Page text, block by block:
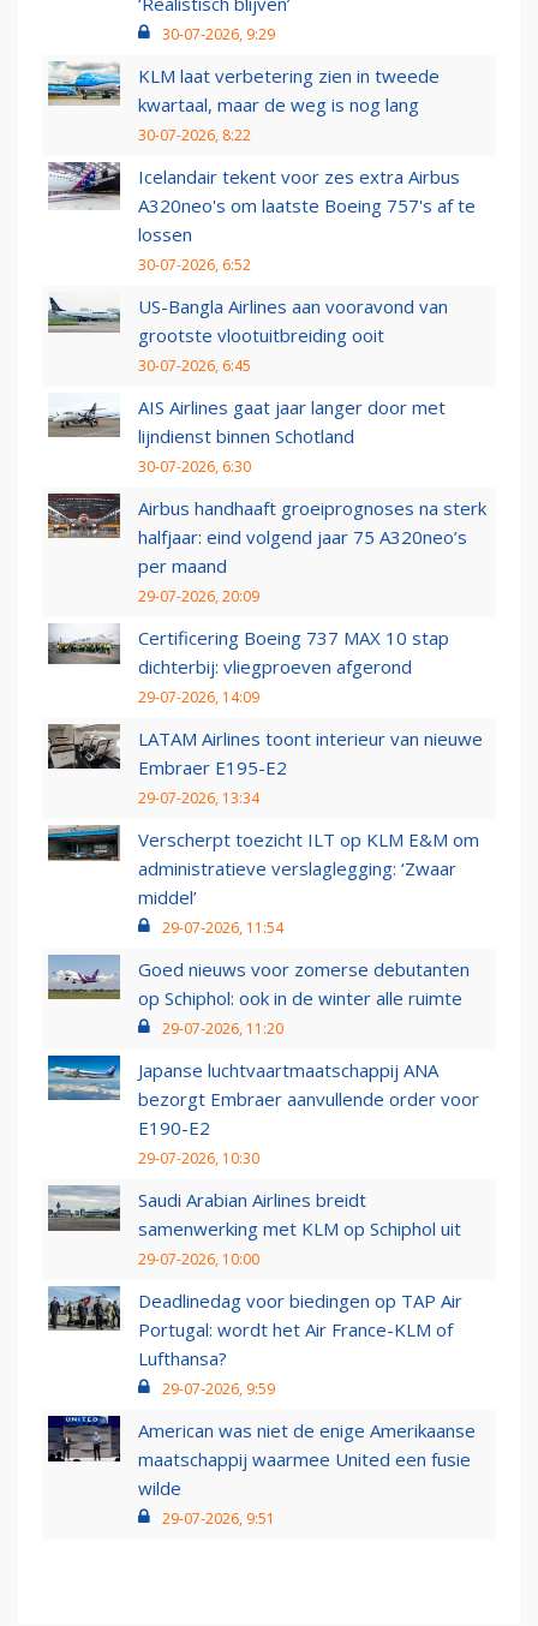
30-07-2026, 9:29
KLM laat verbetering zien in tweede
kwartaal, maar de weg is nog lang
30-07-2026, 8:22
Icelandair tekent voor zes extra Airbus
A320neo's om laatste Boeing 757's af te
lossen
30-07-2026, 6:52
US-Bangla Airlines aan vooravond van
grootste vlootuitbreiding ooit
30-07-2026, 6:45
AIS Airlines gaat jaar langer door met
lijndienst binnen Schotland
30-07-2026, 6:30
Airbus handhaaft groeiprognoses na sterk
halfjaar: eind volgend jaar 75 A320neo’s
per maand
29-07-2026, 20:09
Certificering Boeing 737 MAX 10 stap
dichterbij: vliegproeven afgerond
29-07-2026, 14:09
LATAM Airlines toont interieur van nieuwe
Embraer E195-E2
29-07-2026, 13:34
Verscherpt toezicht ILT op KLM E&M om
administratieve verslaglegging: ‘Zwaar
middel’
29-07-2026, 11:54
Goed nieuws voor zomerse debutanten
op Schiphol: ook in de winter alle ruimte
29-07-2026, 11:20
Japanse luchtvaartmaatschappij ANA
bezorgt Embraer aanvullende order voor
E190-E2
29-07-2026, 10:30
Saudi Arabian Airlines breidt
samenwerking met KLM op Schiphol uit
29-07-2026, 10:00
Deadlinedag voor biedingen op TAP Air
Portugal: wordt het Air France-KLM of
Lufthansa?
29-07-2026, 9:59
American was niet de enige Amerikaanse
maatschappij waarmee United een fusie
wilde
29-07-2026, 9:51